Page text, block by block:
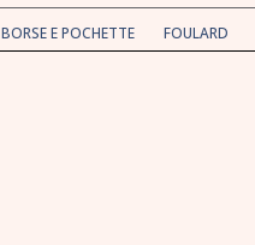
BORSE E POCHETTE FOULARD